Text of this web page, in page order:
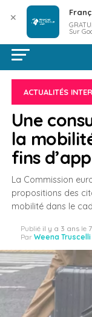
ACTUALITÉS
Une
la
fins
La Commission
propositions des
mobilité dans le
Publié il y a 3 ans le
Par Weena Truscelli
✕
Sur